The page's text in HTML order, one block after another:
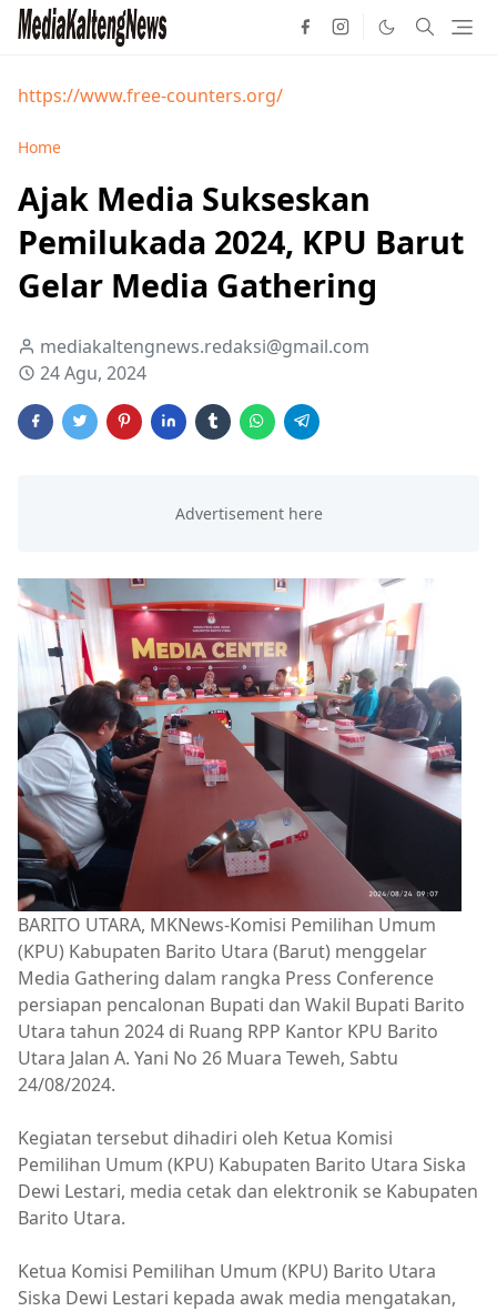
https://www.free-counters.org/
Home
Ajak Media Sukseskan
Pemilukada 2024, KPU Barut
Gelar Media Gathering
mediakaltengnews.redaksi@gmail.com
24 Agu, 2024
BARITO UTARA, MKNews-Komisi Pemilihan Umum
(KPU) Kabupaten Barito Utara (Barut) menggelar
Media Gathering dalam rangka Press Conference
persiapan pencalonan Bupati dan Wakil Bupati Barito
Utara tahun 2024 di Ruang RPP Kantor KPU Barito
Utara Jalan A. Yani No 26 Muara Teweh, Sabtu
24/08/2024.
Kegiatan tersebut dihadiri oleh Ketua Komisi
Pemilihan Umum (KPU) Kabupaten Barito Utara Siska
Dewi Lestari, media cetak dan elektronik se Kabupaten
Barito Utara.
Ketua Komisi Pemilihan Umum (KPU) Barito Utara
Siska Dewi Lestari kepada awak media mengatakan,